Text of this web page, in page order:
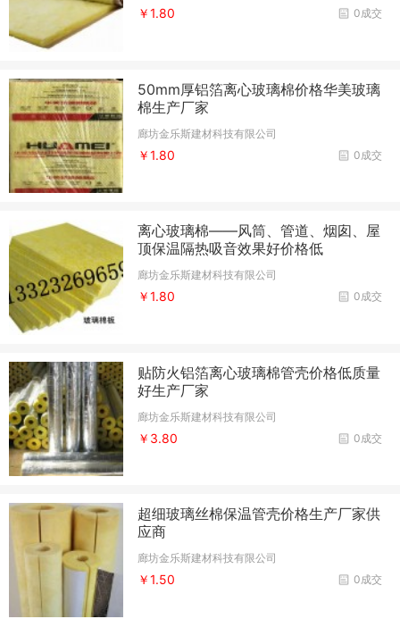
0成交
￥1.80
50mm厚铝箔离心玻璃棉价格华美玻璃
棉生产厂家
廊坊金乐斯建材科技有限公司
0成交
￥1.80
离心玻璃棉——风筒、管道、烟囱、屋
顶保温隔热吸音效果好价格低
廊坊金乐斯建材科技有限公司
0成交
￥1.80
贴防火铝箔离心玻璃棉管壳价格低质量
好生产厂家
廊坊金乐斯建材科技有限公司
0成交
￥3.80
超细玻璃丝棉保温管壳价格生产厂家供
应商
廊坊金乐斯建材科技有限公司
0成交
￥1.50